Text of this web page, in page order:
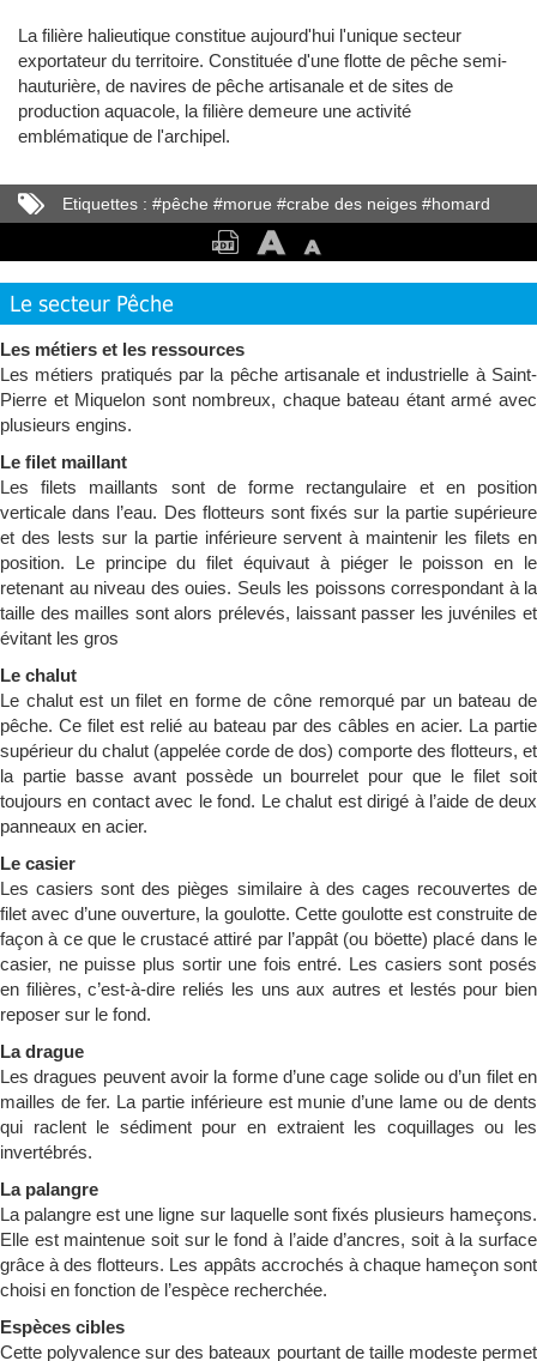
La filière halieutique constitue aujourd'hui l'unique secteur
exportateur du territoire. Constituée d'une flotte de pêche semi-
hauturière, de navires de pêche artisanale et de sites de
production aquacole, la filière demeure une activité
emblématique de l'archipel.
Etiquettes : #pêche #morue #crabe des neiges #homard
coquilles Saint-Jacques
Le secteur Pêche
Les métiers et les ressources
Les métiers pratiqués par la pêche artisanale et industrielle à Saint-
Pierre et Miquelon sont nombreux, chaque bateau étant armé avec
plusieurs engins.
Le filet maillant
Les filets maillants sont de forme rectangulaire et en position
verticale dans l’eau. Des flotteurs sont fixés sur la partie supérieure
et des lests sur la partie inférieure servent à maintenir les filets en
position. Le principe du filet équivaut à piéger le poisson en le
retenant au niveau des ouies. Seuls les poissons correspondant à la
taille des mailles sont alors prélevés, laissant passer les juvéniles et
évitant les gros
Le chalut
Le chalut est un filet en forme de cône remorqué par un bateau de
pêche. Ce filet est relié au bateau par des câbles en acier. La partie
supérieur du chalut (appelée corde de dos) comporte des flotteurs, et
la partie basse avant possède un bourrelet pour que le filet soit
toujours en contact avec le fond. Le chalut est dirigé à l’aide de deux
panneaux en acier.
Le casier
Les casiers sont des pièges similaire à des cages recouvertes de
filet avec d’une ouverture, la goulotte. Cette goulotte est construite de
façon à ce que le crustacé attiré par l’appât (ou böette) placé dans le
casier, ne puisse plus sortir une fois entré. Les casiers sont posés
en filières, c’est-à-dire reliés les uns aux autres et lestés pour bien
reposer sur le fond.
La drague
Les dragues peuvent avoir la forme d’une cage solide ou d’un filet en
mailles de fer. La partie inférieure est munie d’une lame ou de dents
qui raclent le sédiment pour en extraient les coquillages ou les
invertébrés.
La palangre
La palangre est une ligne sur laquelle sont fixés plusieurs hameçons.
Elle est maintenue soit sur le fond à l’aide d’ancres, soit à la surface
grâce à des flotteurs. Les appâts accrochés à chaque hameçon sont
choisi en fonction de l’espèce recherchée.
Espèces cibles
Cette polyvalence sur des bateaux pourtant de taille modeste permet